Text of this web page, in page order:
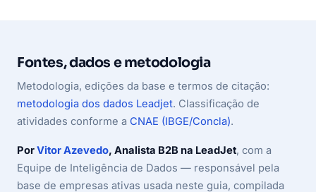
Fontes, dados e metodologia
Metodologia, edições da base e termos de citação:
metodologia dos dados Leadjet. Classificação de
atividades conforme a CNAE (IBGE/Concla).
PorVitor Azevedo, Analista B2B na LeadJet, com a
Equipe de Inteligência de Dados — responsável pela
base de empresas ativas usada neste guia, compilada